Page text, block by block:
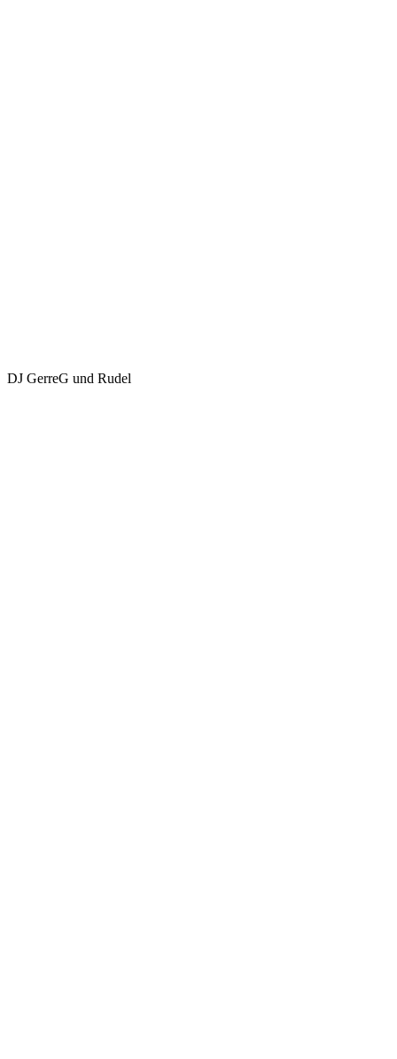
DJ GerreG und Rudel